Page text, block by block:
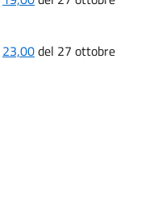
23,00del 27 ottobre